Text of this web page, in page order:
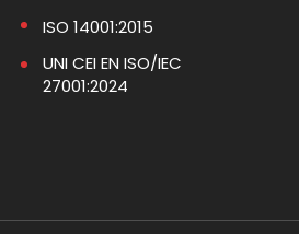
ISO 14001:2015
UNI CEI EN ISO/IEC
27001:2024